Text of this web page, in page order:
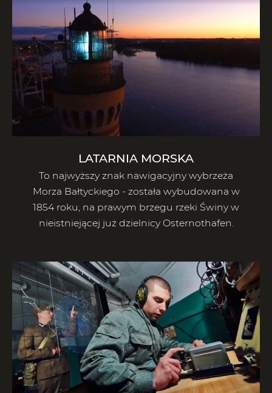
LATARNIA MORSKA
To najwyższy znak nawigacyjny wybrzeża
Morza Bałtyckiego - została wybudowana w
1854 roku, na prawym brzegu rzeki Świny w
nieistniejącej już dzielnicy Osternothafen.